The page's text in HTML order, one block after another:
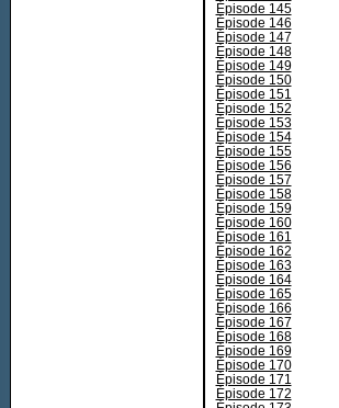
Épisode 145
Épisode 146
Épisode 147
Épisode 148
Épisode 149
Épisode 150
Épisode 151
Épisode 152
Épisode 153
Épisode 154
Épisode 155
Épisode 156
Épisode 157
Épisode 158
Épisode 159
Épisode 160
Épisode 161
Épisode 162
Épisode 163
Épisode 164
Épisode 165
Épisode 166
Épisode 167
Épisode 168
Épisode 169
Épisode 170
Épisode 171
Épisode 172